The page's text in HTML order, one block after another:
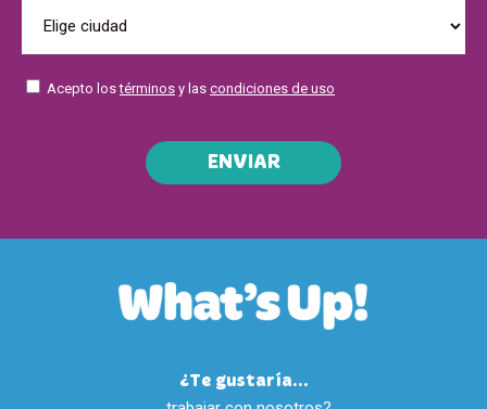
Acepto lostérminos y las condiciones de uso
ENVIAR
¿Te gustaría...